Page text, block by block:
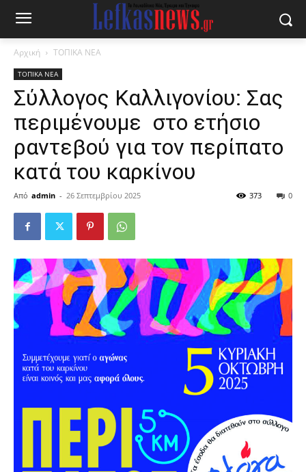
Αρχική ΤΟΠΙΚΑ ΝΕΑ
ΤΟΠΙΚΑ ΝΕΑ
Σύλλογος Καλλιγονίου: Σας
περιμένουμε στο ετήσιο
ραντεβού για τον περίπατο
κατά του καρκίνου
Από admin - 26 Σεπτεμβρίου 2025 0
373